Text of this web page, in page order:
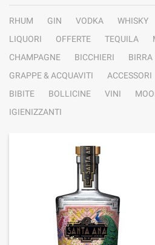
RHUM GIN VODKA WHISKY
LIQUORI
OFFERTE TEQUILA
CHAMPAGNE
BICCHIERI
BIRRA
GRAPPE & ACQUAVITI
ACCESSORI
BIBITE
BOLLICINE VINI
IGIENIZZANTI